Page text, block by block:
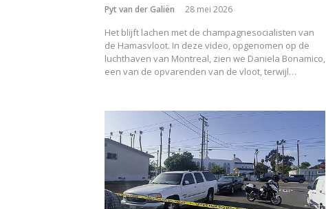
Pyt van der Galiën 28 mei 2026
Het blijft lachen met de champagnesocialisten van
de Hamasvloot. In deze video, opgenomen op de
luchthaven van Montreal, zien we Daniela Bonamico,
een van de opvarenden van de vloot, terwijl…